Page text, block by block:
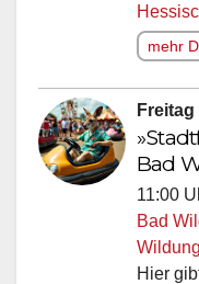
mehr
Bad
11:00
Bad
Hier